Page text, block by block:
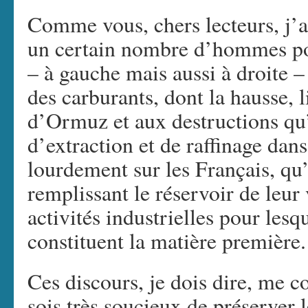
Comme vous, chers lecteurs,
un certain nombre d’hommes
– à gauche mais aussi à droite
des carburants, dont la
d’Ormuz et aux destructions
d’extraction et de raffinage
lourdement sur les Français,
remplissant le réservoir de
activités industrielles pour
constituent la matière première.
Ces discours, je dois dire, me